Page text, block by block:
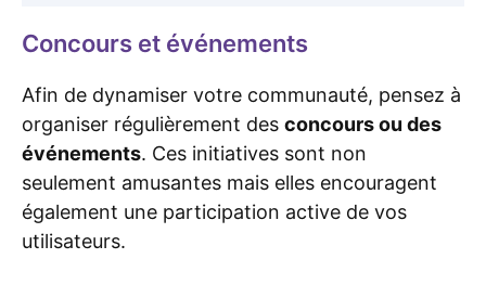
Concours et événements
Afin de dynamiser votre communauté, pensez à
organiser régulièrement des concours ou des
événements. Ces initiatives sont non
seulement amusantes mais elles encouragent
également une participation active de vos
utilisateurs.